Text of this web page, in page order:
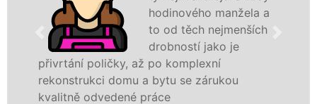
hodinového manžela a
to od těch nejmenších
drobností jako je
přivrtání poličky, až po komplexní
rekonstrukci domu a bytu se zárukou
kvalitně odvedené práce